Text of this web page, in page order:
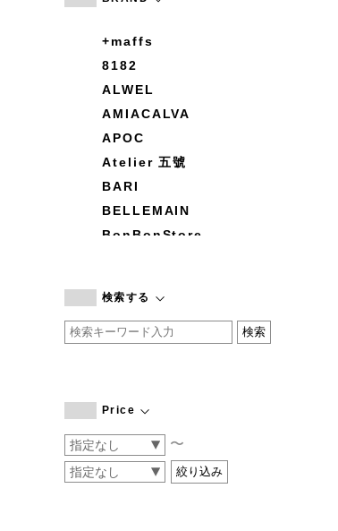
+maffs
8182
ALWEL
AMIACALVA
APOC
Atelier 五號
BARI
BELLEMAIN
BonBonStore
by basics
CATWORTH
COGTHEBIGSMOKE
CONVERSE
DEAN & DELUCA
検索する
Price
〜